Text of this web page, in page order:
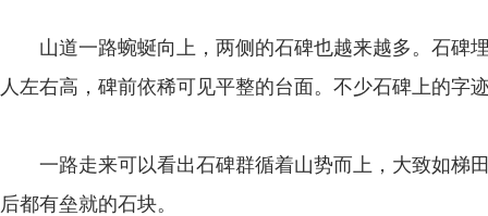
山道一路蜿蜒向上，两侧的石碑也越来越多。石碑
人左右高，碑前依稀可见平整的台面。不少石碑上的字
一路走来可以看出石碑群循着山势而上，大致如梯
后都有垒就的石块。